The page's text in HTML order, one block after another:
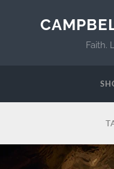
Faith.